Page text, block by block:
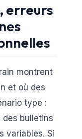
erreurs
montrent
et où des
type :
bulletins
variables. Si